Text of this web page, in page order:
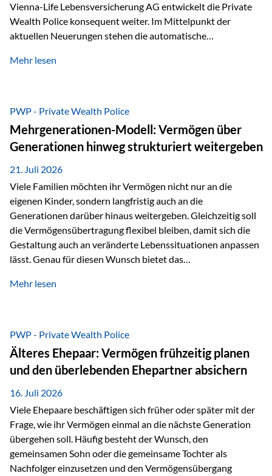
Vienna-Life Lebensversicherung AG entwickelt die Private
Wealth Police konsequent weiter. Im Mittelpunkt der
aktuellen Neuerungen stehen die automatische
als Versicherungsnehmer einzusetzen, sowie eine
Abwicklung für Vertriebspartner deutlich effizienter
gestaltet. Anträge werden direkt elektronisch übermittelt,
Medienbrüche reduziert und die weitere Bearbeitung
beschleunigt. Ab sofort können auch juristische Personen,
wie Kapitalgesellschaften oder Stiftungen, als
Versicherungsnehmer eingesetzt werden. Damit erweitert
die Vienna-Life die Einsatzmöglichkeiten der Private Wealth
Police insbesondere für…
Mehr lesen
PWP - Private Wealth Police
Mehrgenerationen-Modell: Vermögen über
Generationen hinweg strukturiert weitergeben
21. Juli 2026
Viele Familien möchten ihr Vermögen nicht nur an die
eigenen Kinder, sondern langfristig auch an die
Generationen darüber hinaus weitergeben. Gleichzeitig soll
die Vermögensübertragung flexibel bleiben, damit sich die
Gestaltung auch an veränderte Lebenssituationen anpassen
lässt. Genau für diesen Wunsch bietet das
Vienna-Life eine interessante Lösung. Es ermöglicht,
Ausgangssituation Stellen Sie sich folgende Familie vor: Die
Großeltern haben über viele Jahre Vermögen aufgebaut. Ihr
Wunsch ist es, dieses Vermögen nicht nur den eigenen
Kindern, sondern langfristig auch den Enkeln zukommen zu…
Mehr lesen
PWP - Private Wealth Police
Älteres Ehepaar: Vermögen frühzeitig planen
und den überlebenden Ehepartner absichern
16. Juli 2026
Viele Ehepaare beschäftigen sich früher oder später mit der
Frage, wie ihr Vermögen einmal an die nächste Generation
übergehen soll. Häufig besteht der Wunsch, den
gemeinsamen Sohn oder die gemeinsame Tochter als
Nachfolger einzusetzen und den Vermögensübergang